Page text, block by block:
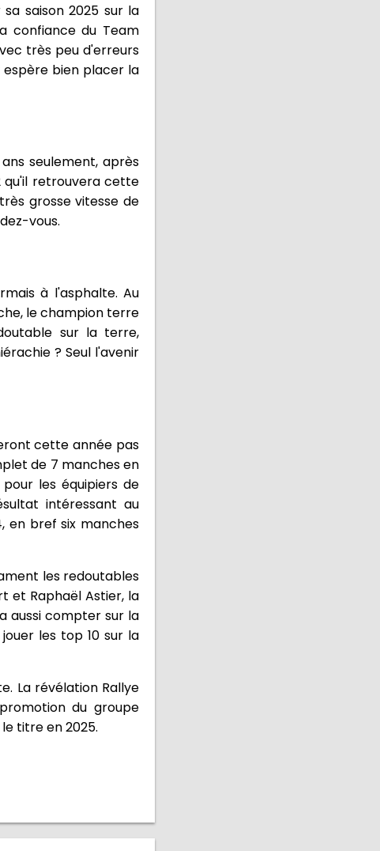
saison 2025 sur la
confiance du Team
très peu d'erreurs
bien placer la
seulement, après
qu'il retrouvera cette
grosse vitesse de
vous.
à l'asphalte. Au
le champion terre
sur la terre,
? Seul l'avenir
cette année pas
de 7 manches en
les équipiers de
intéressant au
en bref six manches
les redoutables
et Raphaël Astier, la
aussi compter sur la
les top 10 sur la
La révélation Rallye
du groupe
titre en 2025.